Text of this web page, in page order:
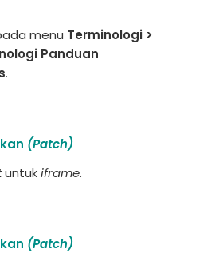
menu Terminologi >
Panduan
.
(Patch)
untukiframe.
(Patch)